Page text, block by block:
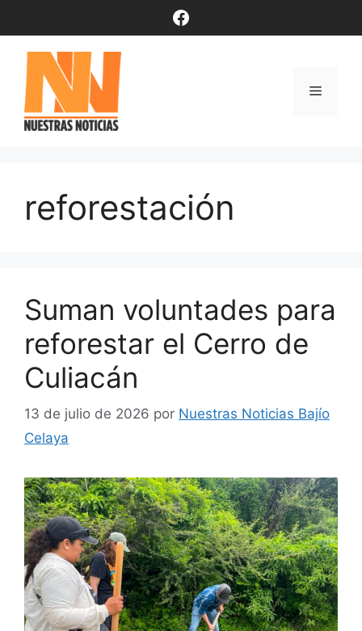
contenido
Facebook
Menú
reforestación
Suman voluntades para
reforestar el Cerro de
Culiacán
13 de julio de 2026 por Nuestras Noticias Bajío
Celaya